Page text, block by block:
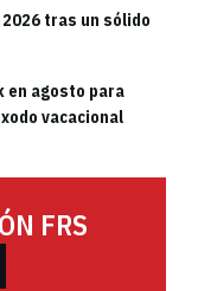
tras un sólido
en agosto para
vacacional
FRS